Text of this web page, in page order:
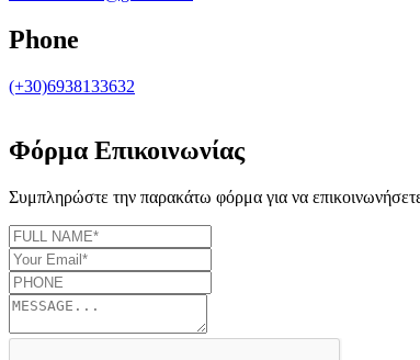
Phone
(+30)6938133632
Φόρμα Επικοινωνίας
Συμπληρώστε την παρακάτω φόρμα για να